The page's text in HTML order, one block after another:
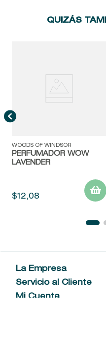
QUIZÁS
WOODS OF WINDSOR
PERFUMADOR WOW
LAVENDER
$12,08
La Empresa
Acerca de las
Ventas al por mayor
Servicio al Cliente
Contáctanos
Mi Cuenta